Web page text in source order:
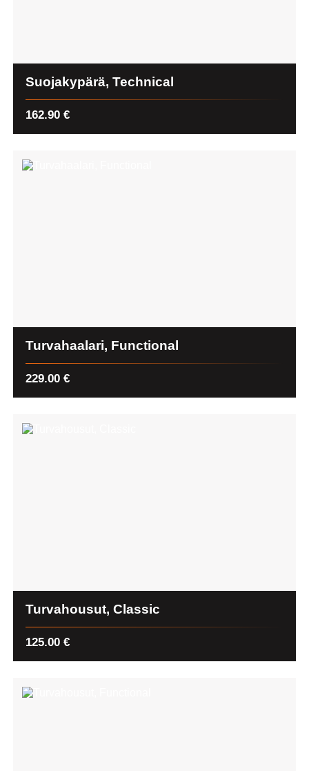
Suojakypärä, Technical
162.90 €
Turvahaalari, Functional
229.00 €
Turvahousut, Classic
125.00 €